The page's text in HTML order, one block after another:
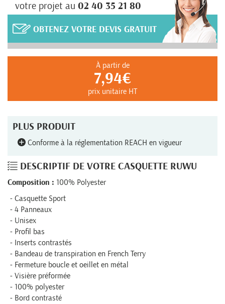
votre projet au 02 40 35 21 80
OBTENEZ VOTRE DEVIS GRATUIT
À partir de
7,94€
prix unitaire HT
PLUS PRODUIT
Conforme à la réglementation REACH en vigueur
DESCRIPTIF DE VOTRE CASQUETTE RUWU
Composition : 100% Polyester
Casquette Sport
4 Panneaux
Unisex
Profil bas
Inserts contrastés
Bandeau de transpiration en French Terry
Fermeture boucle et oeillet en métal
Visière préformée
100% polyester
Bord contrasté